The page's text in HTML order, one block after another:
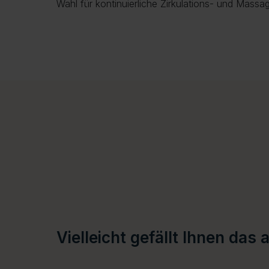
Wahl für kontinuierliche Zirkulations- und
Vielleicht gefällt Ihnen das